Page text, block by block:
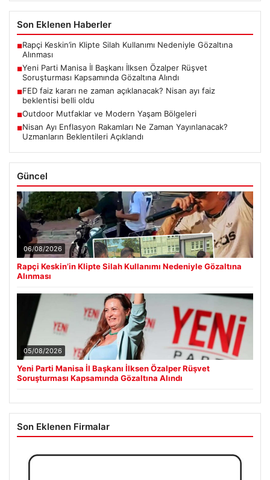
Son Eklenen Haberler
■Rapçi Keskin’in Klipte Silah Kullanımı Nedeniyle Gözaltına
Alınması
■Yeni Parti Manisa İl Başkanı İlksen Özalper Rüşvet
Soruşturması Kapsamında Gözaltına Alındı
■FED faiz kararı ne zaman açıklanacak? Nisan ayı faiz
beklentisi belli oldu
■Outdoor Mutfaklar ve Modern Yaşam Bölgeleri
■Nisan Ayı Enflasyon Rakamları Ne Zaman Yayınlanacak?
Uzmanların Beklentileri Açıklandı
Güncel
06/08/2026
Rapçi Keskin’in Klipte Silah Kullanımı Nedeniyle Gözaltına
Alınması
05/08/2026
Yeni Parti Manisa İl Başkanı İlksen Özalper Rüşvet
Soruşturması Kapsamında Gözaltına Alındı
Son Eklenen Firmalar